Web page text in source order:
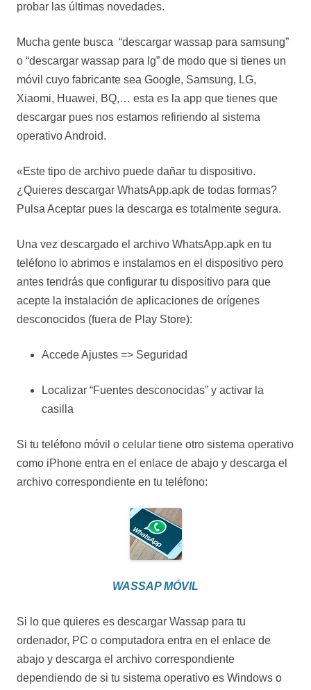
probar las últimas novedades.
Mucha gente busca “descargar wassap para samsung”
o “descargar wassap para lg” de modo que si tienes un
móvil cuyo fabricante sea Google, Samsung, LG,
Xiaomi, Huawei, BQ,… esta es la app que tienes que
descargar pues nos estamos refiriendo al sistema
operativo Android.
«Este tipo de archivo puede dañar tu dispositivo.
¿Quieres descargar WhatsApp.apk de todas formas?
Pulsa Aceptar pues la descarga es totalmente segura.
Una vez descargado el archivo WhatsApp.apk en tu
teléfono lo abrimos e instalamos en el dispositivo pero
antes tendrás que configurar tu dispositivo para que
acepte la instalación de aplicaciones de orígenes
desconocidos (fuera de Play Store):
Accede Ajustes => Seguridad
Localizar “Fuentes desconocidas” y activar la
casilla
Si tu teléfono móvil o celular tiene otro sistema operativo
como iPhone entra en el enlace de abajo y descarga el
archivo correspondiente en tu teléfono:
WASSAP MÓVIL
Si lo que quieres es descargar Wassap para tu
ordenador, PC o computadora entra en el enlace de
abajo y descarga el archivo correspondiente
dependiendo de si tu sistema operativo es Windows o